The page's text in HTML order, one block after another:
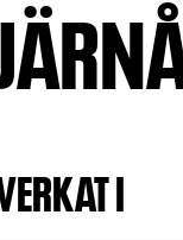
I